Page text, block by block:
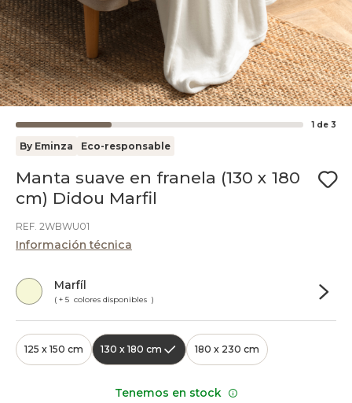
1 de 3
By Eminza Eco-responsable
Manta suave en franela (130 x 180
cm) Didou Marfil
REF. 2WBWU01
Información técnica
Marfíl
( + 5 colores disponibles )
125 x 150 cm 130 x 180 cm 180 x 230 cm